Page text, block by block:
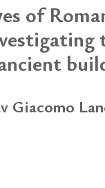
of
Giacomo